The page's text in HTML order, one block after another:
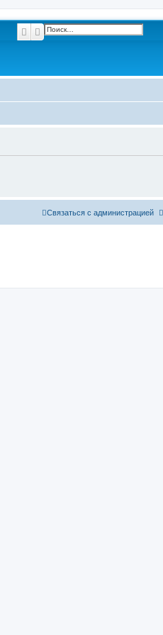
ПоискРасширенный поиск
Связаться с администрацией